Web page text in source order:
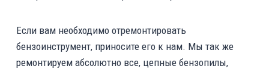
Если вам необходимо отремонтировать
бензоинструмент, приносите его к нам. Мы так же
ремонтируем абсолютно все, цепные бензопилы,